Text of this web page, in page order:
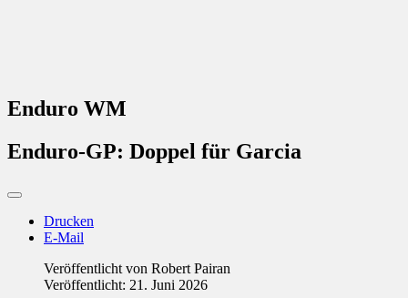
Enduro WM
Enduro-GP: Doppel für Garcia
Drucken
E-Mail
Veröffentlicht von Robert Pairan
Veröffentlicht: 21. Juni 2026